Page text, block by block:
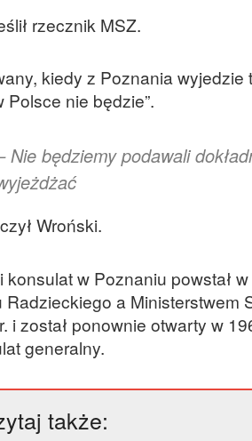
rzecznik MSZ.
kiedy z Poznania wyjedzie
Polsce nie będzie”.
Nie będziemy podawali
Wroński.
konsulat w Poznaniu powstał
Radzieckiego a Ministerstwem
i został ponownie otwarty w
generalny.
także: